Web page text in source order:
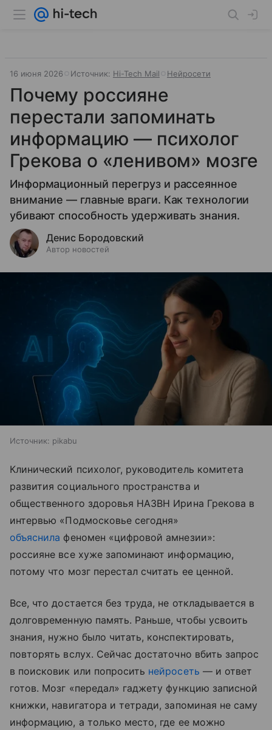
16 июня 2026 Источник: Hi-Tech Mail Нейросети
Почему россияне
перестали запоминать
информацию — психолог
Грекова о «ленивом» мозге
Информационный перегруз и рассеянное
внимание — главные враги. Как технологии
убивают способность удерживать знания.
Денис Бородовский
Автор новостей
Источник: pikabu
Клинический психолог, руководитель комитета
развития социального пространства и
общественного здоровья НАЗВН Ирина Грекова в
интервью «Подмосковье сегодня»
объяснила феномен «цифровой амнезии»:
россияне все хуже запоминают информацию,
потому что мозг перестал считать ее ценной.
Все, что достается без труда, не откладывается в
долговременную память. Раньше, чтобы усвоить
знания, нужно было читать, конспектировать,
повторять вслух. Сейчас достаточно вбить запрос
в поисковик или попросить нейросеть — и ответ
готов. Мозг «передал» гаджету функцию записной
книжки, навигатора и тетради, запоминая не саму
информацию, а только место, где ее можно